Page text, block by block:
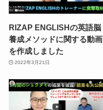
RIZAP ENGLISHの英語脳
養成メソッドに関する動画
を作成しました
2022年3月21日